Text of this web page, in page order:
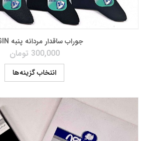
جوراب ساقدار مردانه پنبه VIRGIN
300,000 تومان
انتخاب گزینه‌ها